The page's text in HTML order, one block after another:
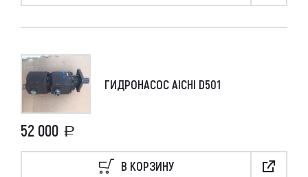
ГИДРОНАСОС AICHI D501
52 000
В КОРЗИНУ